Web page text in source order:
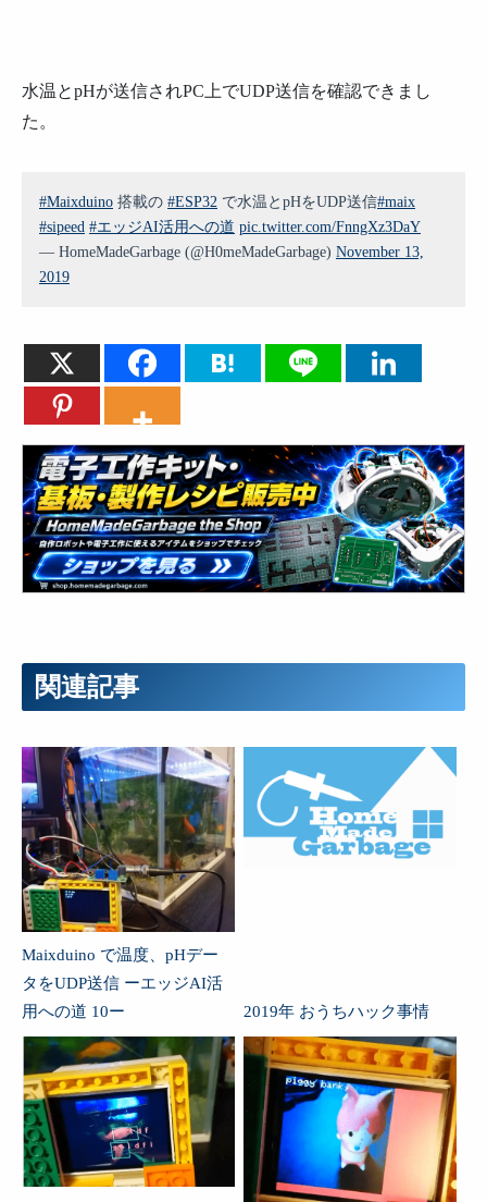
水温とpHが送信されPC上でUDP送信を確認できまし
た。
#Maixduino 搭載の #ESP32 で水温とpHをUDP送信#maix
#sipeed #エッジAI活用への道 pic.twitter.com/FnngXz3DaY
— HomeMadeGarbage (@H0meMadeGarbage) November 13,
2019
関連記事
Maixduino で温度、pHデー
タをUDP送信 ーエッジAI活
用への道 10ー
2019年 おうちハック事情